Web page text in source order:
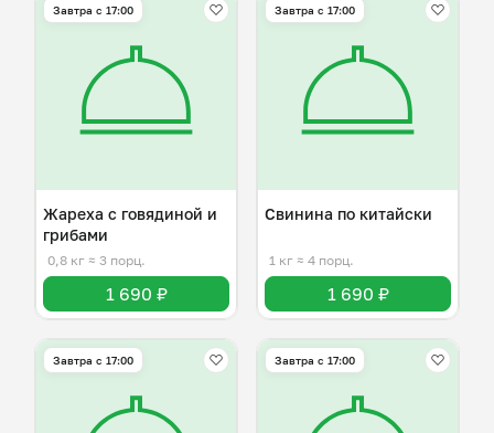
Завтра c 17:00
Жареха с говядиной и
грибами
0,8 кг ≈ 3 порц.
1 690 ₽
Завтра c 17:00
Свинина по китайски
1 кг ≈ 4 порц.
1 690 ₽
Завтра c 17:00 Завтра c 17:00